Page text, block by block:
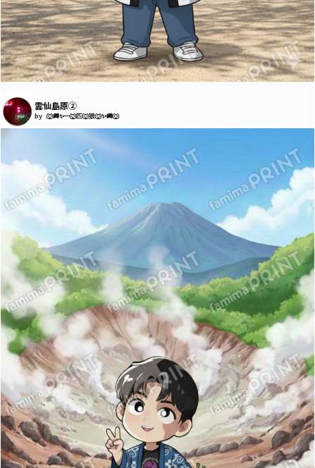
雲仙島原②
by 🐺🚚✨一🐺匹🐺狼🐺✨🚚🐺